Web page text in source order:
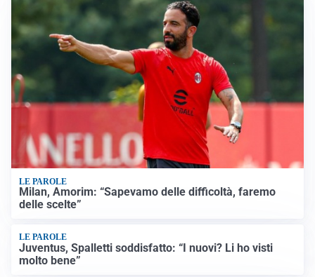
LE PAROLE
Milan, Amorim: “Sapevamo delle difficoltà, faremo
delle scelte”
LE PAROLE
Juventus, Spalletti soddisfatto: “I nuovi? Li ho visti
molto bene”